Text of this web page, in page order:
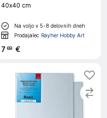
40x40 cm
Na voljo v 5-8 delovnih dneh
Prodajalec Rayher Hobby Art
7 69 €